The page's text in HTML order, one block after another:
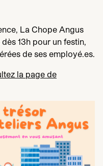
La Chope Angus
dès 13h pour un festin,
de ses employé.es.
la page de